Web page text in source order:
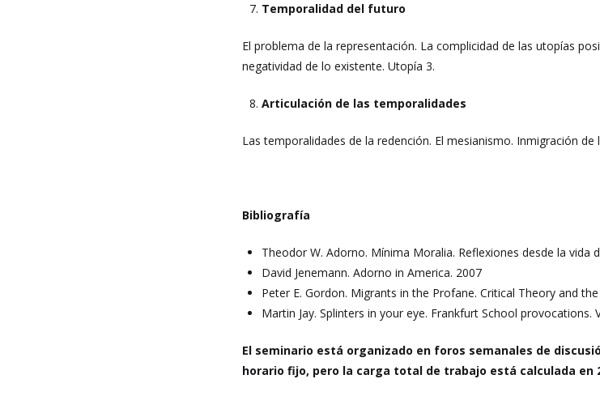
Temporalidad del futuro
El problema de la representación. La complicidad de las utopías
negatividad de lo existente. Utopía 3.
Articulación de las temporalidades
Las temporalidades de la redención. El mesianismo. Inmigración
Bibliografía
Theodor W. Adorno. Mínima Moralia. Reflexiones desde la vida
David Jenemann. Adorno in America. 2007
Peter E. Gordon. Migrants in the Profane. Critical Theory and
Martin Jay. Splinters in your eye. Frankfurt School provocations.
El seminario está organizado en foros semanales de
horario fijo, pero la carga total de trabajo está calculada en